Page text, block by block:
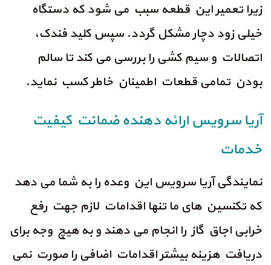
زیرا تعمیر این قطعه سبب می شود که دستگاه
خیلی زود دچار مشکل گردد. سپس کلید فندک،
اتصالات و سیم کشی را بررسی می کند تا سالم
بودن تمامی قطعات اطمینان خاطر کسب نماید.
آریا سرویس ارائه دهنده ضمانت کیفیت
خدمات
نمایندگی آریا سرویس این وعده را به شما می دهد
که تکنسین های ما تنها اقدامات لازم جهت رفع
خرابی اجاق گاز را انجام می دهند و به هیچ وجه برای
دریافت هزینه بیشتر اقدامات اضافی را صورت نمی